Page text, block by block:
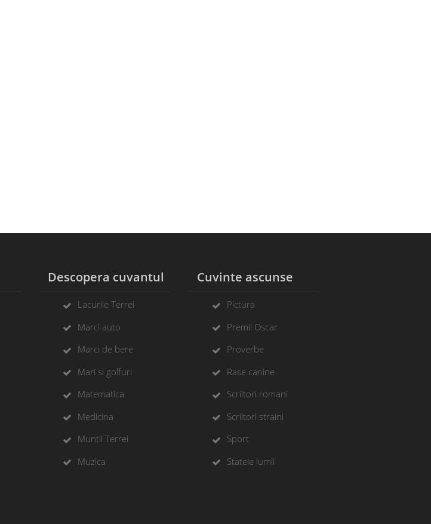
Descopera cuvantul
Lacurile Terrei
Marci auto
Marci de bere
Mari si golfuri
Matematica
Medicina
Muntii Terrei
Muzica
Cuvinte ascunse
Pictura
Premii Oscar
Proverbe
Rase canine
Scriitori romani
Scriitori straini
Sport
Statele lumii